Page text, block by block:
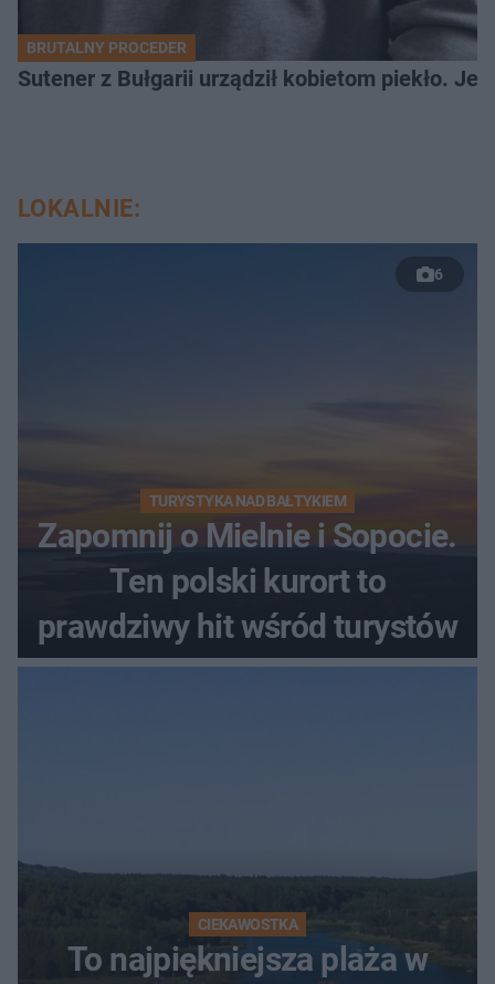
BRUTALNY PROCEDER
Sutener z Bułgarii urządził kobietom piekło.
LOKALNIE:
6
TURYSTYKA NAD BAŁTYKIEM
Zapomnij o Mielnie i Sopocie.
Ten polski kurort to
prawdziwy hit wśród turystów
CIEKAWOSTKA
To najpiękniejsza plaża w